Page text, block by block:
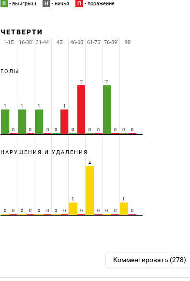
В - выигрыш Н - ничья П - поражение
ЧЕТВЕРТИ
ГОЛЫ
1
0
1
0
1
0 0
1
0
2
0 0
2
0 0 0
НАРУШЕНИЯ И УДАЛЕНИЯ
0 0 0 0 0 0 0 0
1
0
4
0 0 0
1
0
1-15' 16-30' 31-44' 45' 46-60' 61-75' 76-89' 90'
Комментировать (278)